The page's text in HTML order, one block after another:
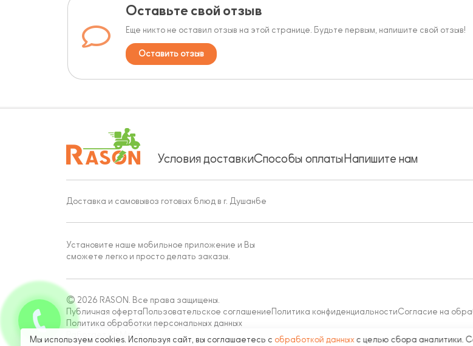
Оставьте свой отзыв
Еще никто не оставил отзыв на этой странице. Будьте первым, напишите свой отзыв!
Оставить отзыв
Условия доставкиСпособы оплатыНапишите нам
Доставка и самовывоз готовых блюд в г. Душанбе
Установите наше мобильное приложение и Вы
сможете легко и просто делать заказы.
© 2026 RASON. Все права защищены.
Публичная оферта Пользовательское соглашение Политика конфиденциальностиСогласие на
Политика обработки персональных данных
Работает на Moba
Мы используем cookies. Используя сайт, вы соглашаетесь с обработкой данных с целью сбора аналитики.